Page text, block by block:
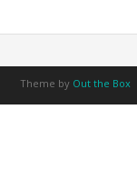
Theme by Out the Box